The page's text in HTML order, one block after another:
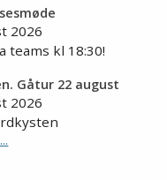
2026
teams kl 18:30!
Gåtur 22 august
2026